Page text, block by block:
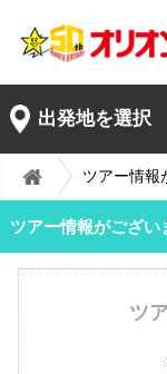
出発地を選択
ツアー情報
ツアー情報がござい
ツ